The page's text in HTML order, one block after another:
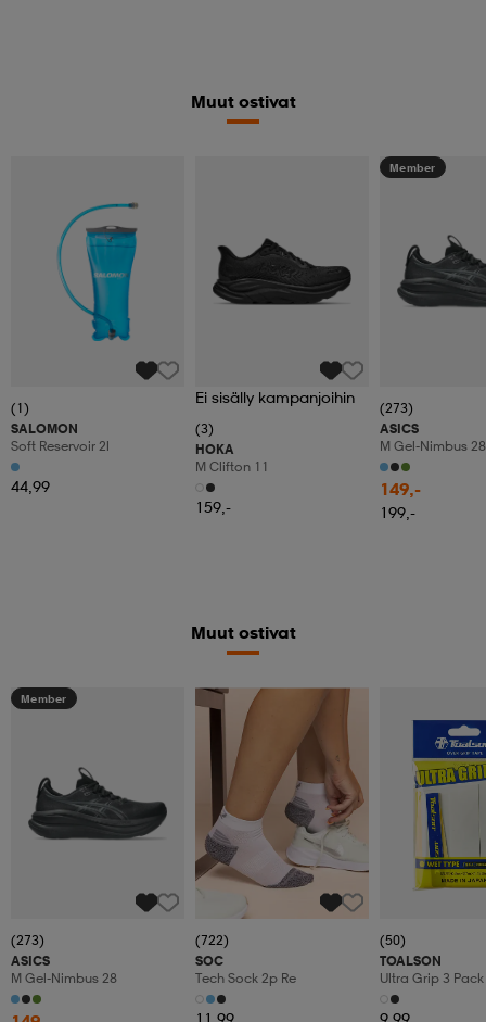
Muut ostivat
(1)
SALOMON
Soft Reservoir 2l
44,99
Ei sisälly kampanjoihin
(3)
HOKA
M Clifton 11
159,-
Member
(273)
ASICS
M Gel-Nimbus 28
149,-
199,-
Muut ostivat
Member
(273)
ASICS
M Gel-Nimbus 28
(722)
SOC
Tech Sock 2p Re
(50)
TOALSON
Ultra Grip 3 Pack